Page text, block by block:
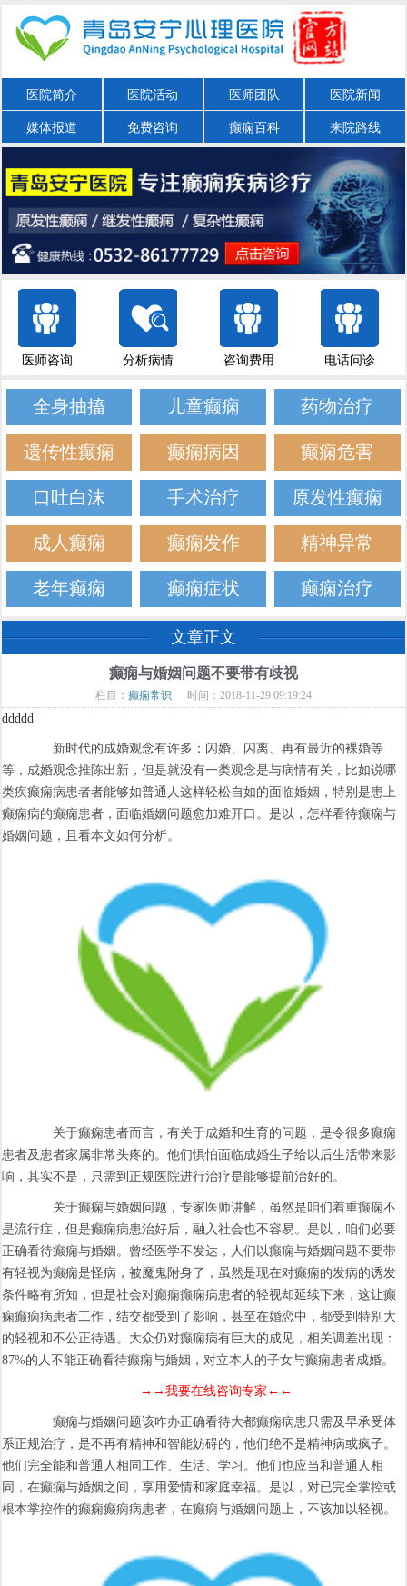
医院简介 医院活动 医师团队 医院新闻
媒体报道 免费咨询 癫痫百科 来院路线
医师咨询 分析病情 咨询费用 电话问诊
全身抽搐 儿童癫痫 药物治疗
遗传性癫痫 癫痫病因 癫痫危害
口吐白沫 手术治疗 原发性癫痫
成人癫痫 癫痫发作 精神异常
老年癫痫 癫痫症状 癫痫治疗
文章正文
癫痫与婚姻问题不要带有歧视
栏目： 癫痫常识 时间：2018-11-29 09:19:24
ddddd
新时代的成婚观念有许多：闪婚、闪离、再有最近的裸婚等
等，成婚观念推陈出新，但是就没有一类观念是与病情有关，比如说哪
类疾癫痫病患者者能够如普通人这样轻松自如的面临婚姻，特别是患上
癫痫病的癫痫患者，面临婚姻问题愈加难开口。是以，怎样看待癫痫与
婚姻问题，且看本文如何分析。
关于癫痫患者而言，有关于成婚和生育的问题，是令很多癫痫
患者及患者家属非常头疼的。他们惧怕面临成婚生子给以后生活带来影
响，其实不是，只需到正规医院进行治疗是能够提前治好的。
关于癫痫与婚姻问题，专家医师讲解，虽然是咱们着重癫痫不
是流行症，但是癫痫病患治好后，融入社会也不容易。是以，咱们必要
正确看待癫痫与婚姻。曾经医学不发达，人们以癫痫与婚姻问题不要带
有轻视为癫痫是怪病，被魔鬼附身了，虽然是现在对癫痫的发病的诱发
条件略有所知，但是社会对癫痫癫痫病患者的轻视却延续下来，这让癫
痫癫痫病患者工作，结交都受到了影响，甚至在婚恋中，都受到特别大
的轻视和不公正待遇。大众仍对癫痫病有巨大的成见，相关调差出现：
87%的人不能正确看待癫痫与婚姻，对立本人的子女与癫痫患者成婚。
→→我要在线咨询专家←←
癫痫与婚姻问题该咋办正确看待大都癫痫病患只需及早承受体
系正规治疗，是不再有精神和智能妨碍的，他们绝不是精神病或疯子。
他们完全能和普通人相同工作、生活、学习。他们也应当和普通人相
同，在癫痫与婚姻之间，享用爱情和家庭幸福。是以，对已完全掌控或
根本掌控作的癫痫癫痫病患者，在癫痫与婚姻问题上，不该加以轻视。